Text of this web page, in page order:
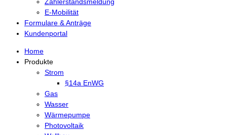
E-Mobilität
Formulare & Anträge
Kundenportal
Home
Produkte
Strom
§14a EnWG
Gas
Wasser
Wärmepumpe
Photovoltaik